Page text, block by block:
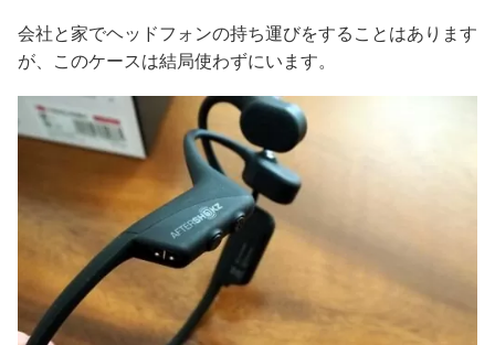
会社と家でヘッドフォンの持ち運びをすることはあります
が、このケースは結局使わずにいます。